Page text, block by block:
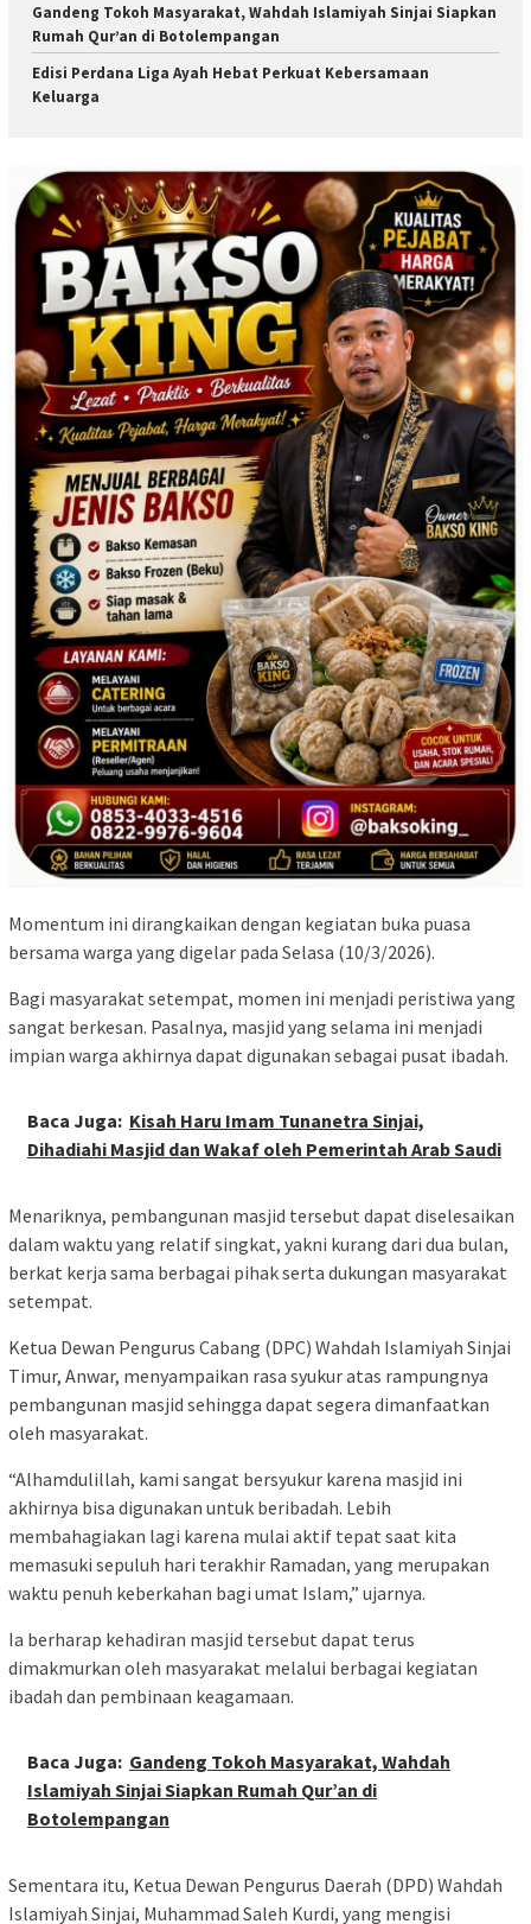
Gandeng Tokoh Masyarakat, Wahdah Islamiyah Sinjai Siapkan
Rumah Qur’an di Botolempangan
Edisi Perdana Liga Ayah Hebat Perkuat Kebersamaan
Keluarga
Momentum ini dirangkaikan dengan kegiatan buka puasa
bersama warga yang digelar pada Selasa (10/3/2026).
Bagi masyarakat setempat, momen ini menjadi peristiwa yang
sangat berkesan. Pasalnya, masjid yang selama ini menjadi
impian warga akhirnya dapat digunakan sebagai pusat ibadah.
Baca Juga: Kisah Haru Imam Tunanetra Sinjai,
Dihadiahi Masjid dan Wakaf oleh Pemerintah Arab Saudi
Menariknya, pembangunan masjid tersebut dapat diselesaikan
dalam waktu yang relatif singkat, yakni kurang dari dua bulan,
berkat kerja sama berbagai pihak serta dukungan masyarakat
setempat.
Ketua Dewan Pengurus Cabang (DPC) Wahdah Islamiyah Sinjai
Timur, Anwar, menyampaikan rasa syukur atas rampungnya
pembangunan masjid sehingga dapat segera dimanfaatkan
oleh masyarakat.
“Alhamdulillah, kami sangat bersyukur karena masjid ini
akhirnya bisa digunakan untuk beribadah. Lebih
membahagiakan lagi karena mulai aktif tepat saat kita
memasuki sepuluh hari terakhir Ramadan, yang merupakan
waktu penuh keberkahan bagi umat Islam,” ujarnya.
Ia berharap kehadiran masjid tersebut dapat terus
dimakmurkan oleh masyarakat melalui berbagai kegiatan
ibadah dan pembinaan keagamaan.
Baca Juga: Gandeng Tokoh Masyarakat, Wahdah
Islamiyah Sinjai Siapkan Rumah Qur’an di
Botolempangan
Sementara itu, Ketua Dewan Pengurus Daerah (DPD) Wahdah
Islamiyah Sinjai, Muhammad Saleh Kurdi, yang mengisi